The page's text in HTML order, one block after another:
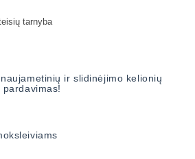
tarnyba
ir slidinėjimo kelionių
pardavimas!